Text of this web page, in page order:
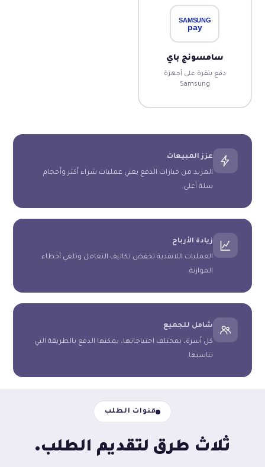
سامسونج باي
دفع بنقرة على أجهزة
Samsung
عزز المبيعات
المزيد من خيارات الدفع يعني عمليات شراء أكثر وأحجام
سلة أعلى.
زيادة الأرباح
العمليات اللانقدية تخفض تكاليف التعامل وتلغي أخطاء
الموازنة.
شامل للجميع
كل أسرة، بمختلف احتياجاتها، يمكنها الدفع بالطريقة التي
تناسبها.
قنوات الطلب
ثلاث طرق لتقديم الطلب.